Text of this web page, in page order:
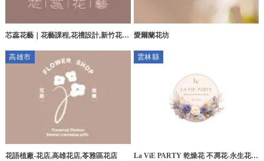
芯蕊花藝｜花藝課程,花禮設計,新竹花藝
愛爾蘭花坊
高雄市
花語植廠-花店,高雄花店,苓雅區花店
雲林縣
La ViE PARTY 乾燥花 不凋花-永生花